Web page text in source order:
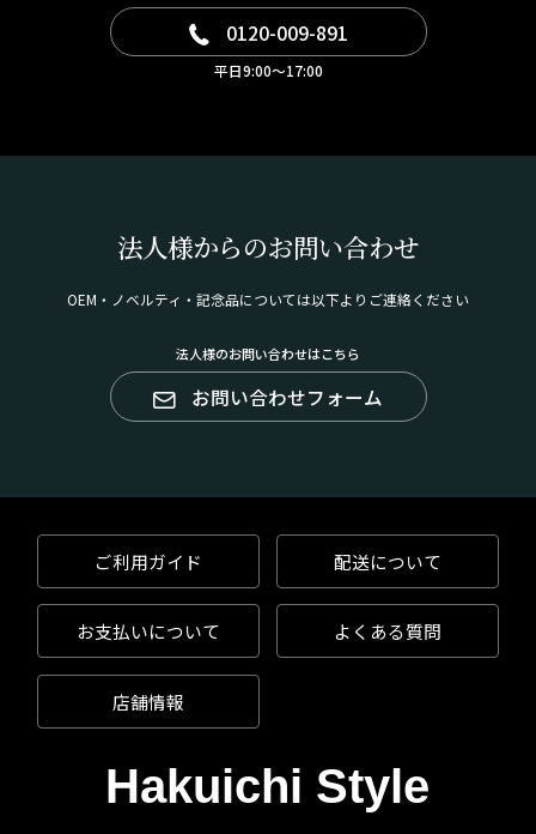
0120-009-891
平日9:00～17:00
法人様からのお問い合わせ
OEM・ノベルティ・記念品については以下よりご連絡ください
法人様のお問い合わせはこちら
お問い合わせフォーム
ご利用ガイド 配送について
お支払いについて よくある質問
店舗情報